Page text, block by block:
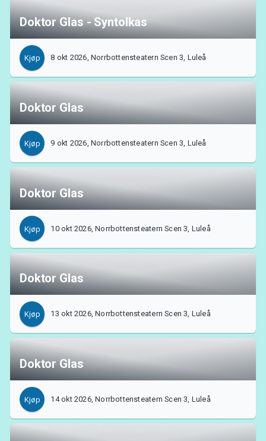
Doktor Glas - Syntolkas
Kjøp 8 okt 2026, Norrbottensteatern Scen 3, Luleå
Doktor Glas
Kjøp 9 okt 2026, Norrbottensteatern Scen 3, Luleå
Doktor Glas
Kjøp 10 okt 2026, Norrbottensteatern Scen 3, Luleå
Doktor Glas
Kjøp 13 okt 2026, Norrbottensteatern Scen 3, Luleå
Doktor Glas
Kjøp 14 okt 2026, Norrbottensteatern Scen 3, Luleå